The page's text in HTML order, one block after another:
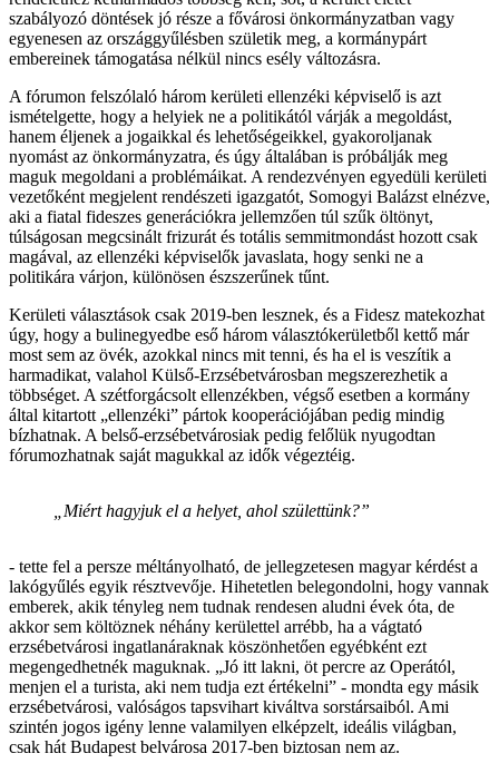
szabályozó döntések jó része a fővárosi önkormányzatban vagy
egyenesen az országgyűlésben születik meg, a kormánypárt
embereinek támogatása nélkül nincs esély változásra.
A fórumon felszólaló három kerületi ellenzéki képviselő is azt
ismételgette, hogy a helyiek ne a politikától várják a megoldást,
hanem éljenek a jogaikkal és lehetőségeikkel, gyakoroljanak
nyomást az önkormányzatra, és úgy általában is próbálják meg
maguk megoldani a problémáikat. A rendezvényen egyedüli kerületi
vezetőként megjelent rendészeti igazgatót, Somogyi Balázst elnézve,
aki a fiatal fideszes generációkra jellemzően túl szűk öltönyt,
túlságosan megcsinált frizurát és totális semmitmondást hozott csak
magával, az ellenzéki képviselők javaslata, hogy senki ne a
politikára várjon, különösen észszerűnek tűnt.
Kerületi választások csak 2019-ben lesznek, és a Fidesz matekozhat
úgy, hogy a bulinegyedbe eső három választókerületből kettő már
most sem az övék, azokkal nincs mit tenni, és ha el is veszítik a
harmadikat, valahol Külső-Erzsébetvárosban megszerezhetik a
többséget. A szétforgácsolt ellenzékben, végső esetben a kormány
által kitartott „ellenzéki” pártok kooperációjában pedig mindig
bízhatnak. A belső-erzsébetvárosiak pedig felőlük nyugodtan
fórumozhatnak saját magukkal az idők végeztéig.
„Miért hagyjuk el a helyet, ahol születtünk?”
- tette fel a persze méltányolható, de jellegzetesen magyar kérdést a
lakógyűlés egyik résztvevője. Hihetetlen belegondolni, hogy vannak
emberek, akik tényleg nem tudnak rendesen aludni évek óta, de
akkor sem költöznek néhány kerülettel arrébb, ha a vágtató
erzsébetvárosi ingatlanáraknak köszönhetően egyébként ezt
megengedhetnék maguknak. „Jó itt lakni, öt percre az Operától,
menjen el a turista, aki nem tudja ezt értékelni” - mondta egy másik
erzsébetvárosi, valóságos tapsvihart kiváltva sorstársaiból. Ami
szintén jogos igény lenne valamilyen elképzelt, ideális világban,
csak hát Budapest belvárosa 2017-ben biztosan nem az.